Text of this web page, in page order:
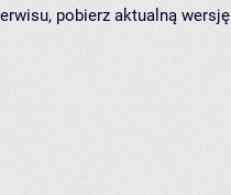
pobierz aktualną wersję